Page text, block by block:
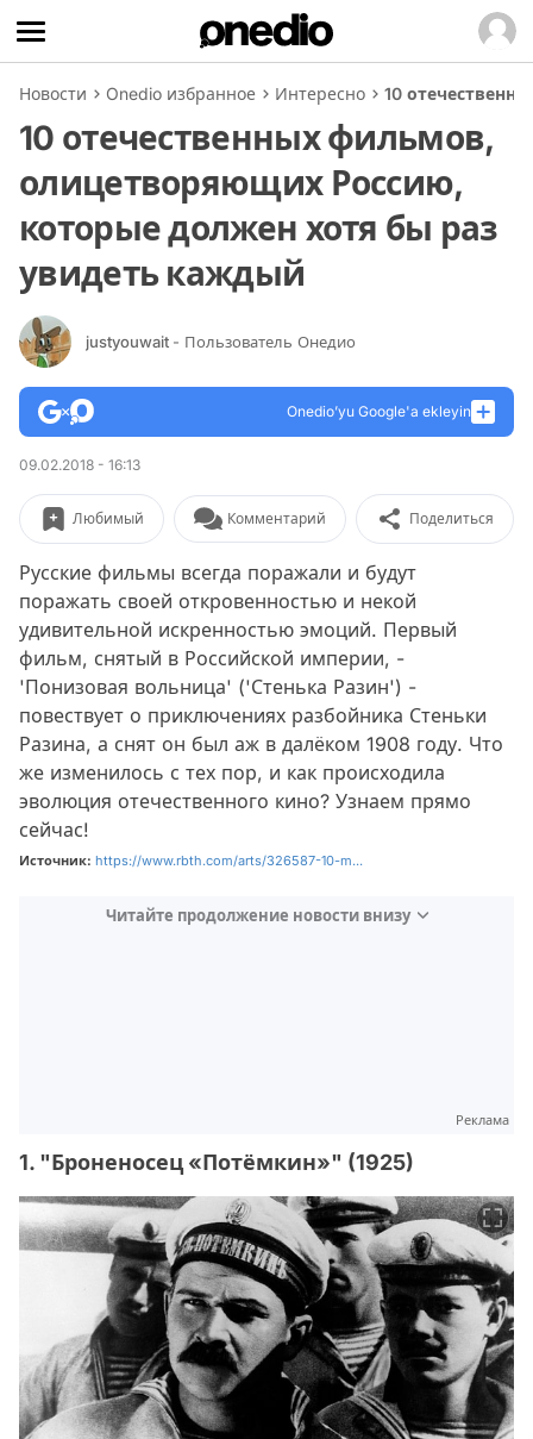
Новости Onedio избранное Интересно 10
10 отечественных фильмов,
олицетворяющих Россию,
которые должен хотя бы раз
увидеть каждый
justyouwait - Пользователь Онедио
Onedio’yu Google'a ekleyin
09.02.2018 - 16:13
Любимый Комментарий Поделиться
Русские фильмы всегда поражали и будут
поражать своей откровенностью и некой
удивительной искренностью эмоций. Первый
фильм, снятый в Российской империи, -
'Понизовая вольница' ('Стенька Разин') -
повествует о приключениях разбойника Стеньки
Разина, а снят он был аж в далёком 1908 году. Что
же изменилось с тех пор, и как происходила
эволюция отечественного кино? Узнаем прямо
сейчас!
Источник: https://www.rbth.com/arts/326587-10-m...
Читайте продолжение новости внизу
Реклама
1. "Броненосец «Потёмкин»" (1925)